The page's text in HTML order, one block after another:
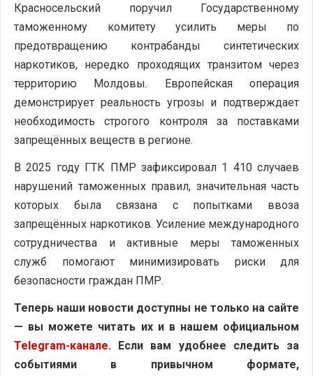
Красносельский поручил Государственному
таможенному комитету усилить меры по
предотвращению контрабанды синтетических
наркотиков, нередко проходящих транзитом через
территорию Молдовы. Европейская операция
демонстрирует реальность угрозы и подтверждает
необходимость строгого контроля за поставками
запрещённых веществ в регионе.
В 2025 году ГТК ПМР зафиксировал 1 410 случаев
нарушений таможенных правил, значительная часть
которых была связана с попытками ввоза
запрещённых наркотиков. Усиление международного
сотрудничества и активные меры таможенных
служб помогают минимизировать риски для
безопасности граждан ПМР.
Теперь наши новости доступны не только на сайте
— вы можете читать их и в нашем официальном
Telegram-канале. Если вам удобнее следить за
событиями в привычном формате,